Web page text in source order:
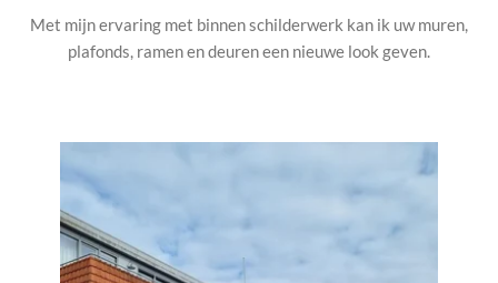
Met mijn ervaring met binnen schilderwerk kan ik uw muren,
plafonds, ramen en deuren een nieuwe look geven.